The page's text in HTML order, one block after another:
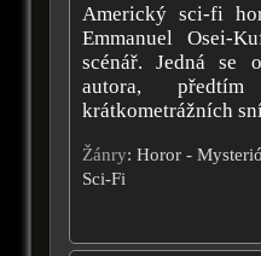
Americký sci-fi
Emmanuel Osei-
scénář. Jedná se
autora,
krátkometrážních
Žánry: Horor -
Sci-Fi